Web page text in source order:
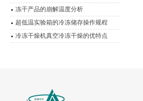
冻干产品的崩解温度分析
超低温实验箱的冷冻储存操作规程
冷冻干燥机真空冷冻干燥的优特点